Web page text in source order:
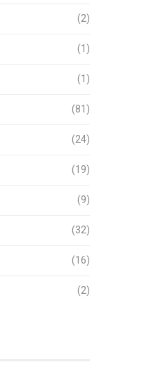
(2)
(1)
(1)
(81)
(24)
(19)
(9)
(32)
(16)
(2)